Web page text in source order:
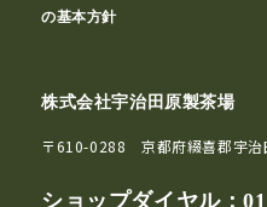
の基本方針
株式会社宇治田原製茶場
〒610-0288 京都府綴喜郡宇治
ショップダイヤル：